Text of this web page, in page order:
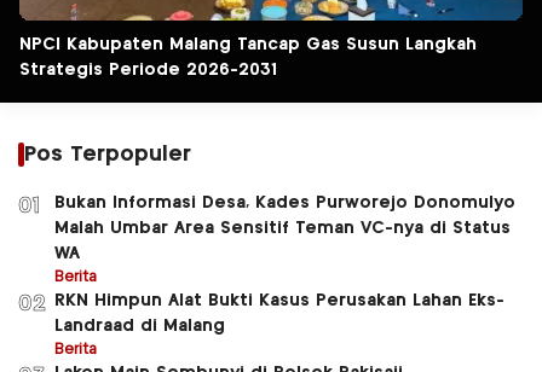
NPCI Kabupaten Malang Tancap Gas Susun Langkah
Strategis Periode 2026-2031
Pos Terpopuler
01
Bukan Informasi Desa, Kades Purworejo Donomulyo
Malah Umbar Area Sensitif Teman VC-nya di Status
WA
Berita
02
RKN Himpun Alat Bukti Kasus Perusakan Lahan Eks-
Landraad di Malang
Berita